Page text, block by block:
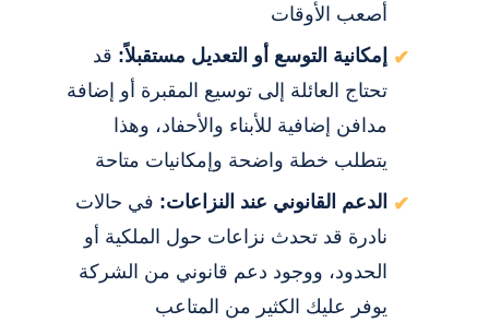
أصعب الأوقات
إمكانية التوسع أو التعديل مستقبلاً: قد
تحتاج العائلة إلى توسيع المقبرة أو إضافة
مدافن إضافية للأبناء والأحفاد، وهذا
يتطلب خطة واضحة وإمكانيات متاحة
الدعم القانوني عند النزاعات: في حالات
نادرة قد تحدث نزاعات حول الملكية أو
الحدود، ووجود دعم قانوني من الشركة
يوفر عليك الكثير من المتاعب